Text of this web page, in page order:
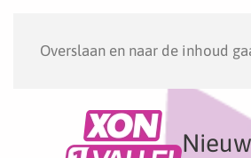
Overslaan en naar de inhoud